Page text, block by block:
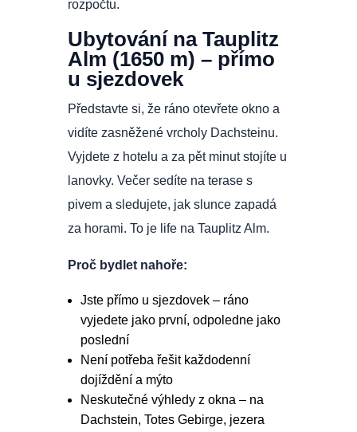
rozpočtu.
Ubytování na Tauplitz
Alm (1650 m) – přímo
u sjezdovek
Představte si, že ráno otevřete okno a
vidíte zasněžené vrcholy Dachsteinu.
Vyjdete z hotelu a za pět minut stojíte u
lanovky. Večer sedíte na terase s
pivem a sledujete, jak slunce zapadá
za horami. To je life na Tauplitz Alm.
Proč bydlet nahoře:
Jste přímo u sjezdovek – ráno
vyjedete jako první, odpoledne jako
poslední
Není potřeba řešit každodenní
dojíždění a mýto
Neskutečné výhledy z okna – na
Dachstein, Totes Gebirge, jezera